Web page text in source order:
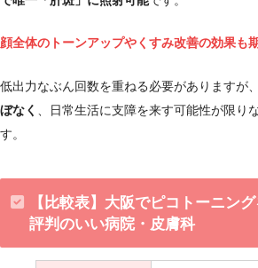
顔全体のトーンアップやくすみ改善の効果も
低出力なぶん回数を重ねる必要がありますが、
ぼなく
、日常生活に支障を来す可能性が限り
す。
【比較表】大阪でピコトーニン
評判のいい病院・皮膚科